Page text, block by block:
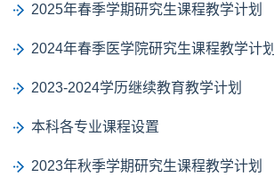
2025年春季学期研究生课程教学计划
2024年春季医学院研究生课程教学计划
2023-2024学历继续教育教学计划
本科各专业课程设置
2023年秋季学期研究生课程教学计划